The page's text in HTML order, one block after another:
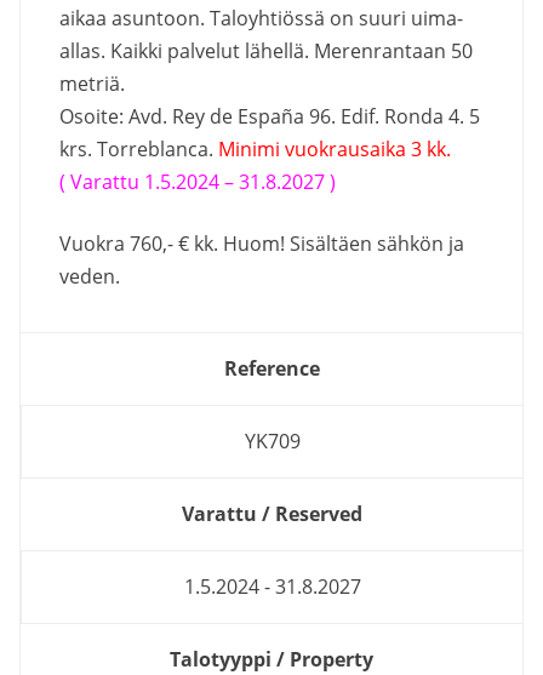
aikaa asuntoon. Taloyhtiössä on suuri uima-
allas. Kaikki palvelut lähellä. Merenrantaan 50
metriä.
Osoite: Avd. Rey de España 96. Edif. Ronda 4. 5
krs. Torreblanca. Minimi vuokrausaika 3 kk.
( Varattu 1.5.2024 – 31.8.2027 )
Vuokra 760,- € kk. Huom! Sisältäen sähkön ja
veden.
Reference
YK709
Varattu / Reserved
1.5.2024 - 31.8.2027
Talotyyppi / Property